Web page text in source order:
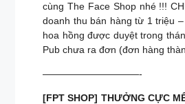
cùng The Face Shop nhé !!!
doanh thu bán hàng từ 1 triệu
hoa hồng được duyệt trong
Pub chưa ra đơn (đơn hàng
——————————-
[FPT SHOP] THƯỞNG CỰC